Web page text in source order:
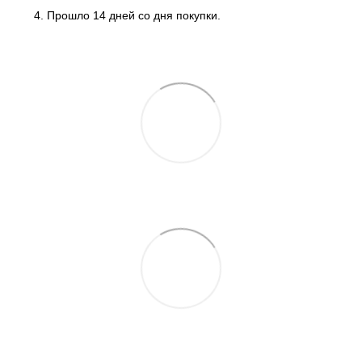
Прошло 14 дней со дня покупки.